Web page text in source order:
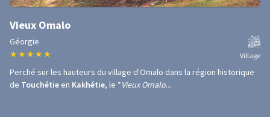
Vieux Omalo
Géorgie
★ ★ ★ ★ ★ Village
Perché sur les hauteurs du village d'Omalo dans la région historique
de Touchétie en Kakhétie, le *Vieux Omalo...